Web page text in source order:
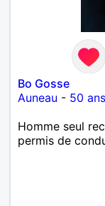
Bo Gosse
Auneau - 50 ans
Homme seul
permis de